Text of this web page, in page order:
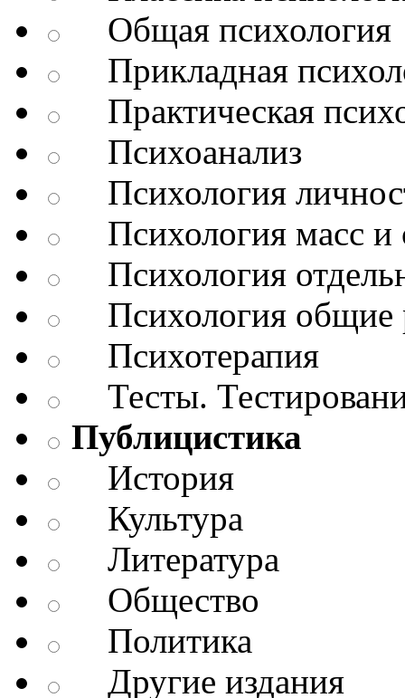
Общая психология
Прикладная
Практическая
Психоанализ
Психология
Психология масс и
Психология
Психология общие
Психотерапия
Тесты.
Публицистика
История
Культура
Литература
Общество
Политика
Другие издания